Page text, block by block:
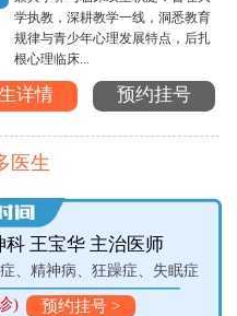
学执教，深耕教学一线，洞悉教育
规律与青少年心理发展特点，后扎
根心理临床...
详情 预约挂号
医生
属医院 孙亮 教授
痫、脑外伤、颅内和脊髓肿瘤
五全天坐诊) 预约挂号>